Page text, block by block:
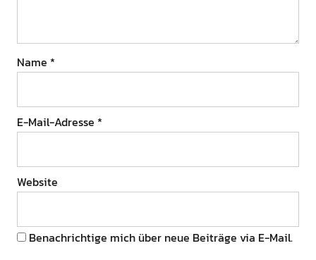
Name *
E-Mail-Adresse *
Website
Benachrichtige mich über neue Beiträge via E-Mail.